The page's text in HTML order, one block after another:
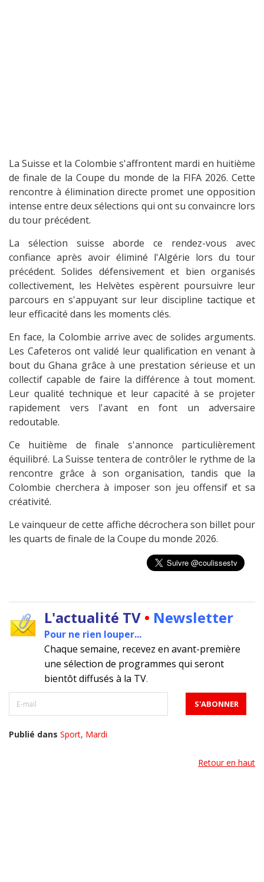
La Suisse et la Colombie s'affrontent mardi en huitième
de finale de la Coupe du monde de la FIFA 2026. Cette
rencontre à élimination directe promet une opposition
intense entre deux sélections qui ont su convaincre lors
du tour précédent.
La sélection suisse aborde ce rendez-vous avec
confiance après avoir éliminé l'Algérie lors du tour
précédent. Solides défensivement et bien organisés
collectivement, les Helvètes espèrent poursuivre leur
parcours en s'appuyant sur leur discipline tactique et
leur efficacité dans les moments clés.
En face, la Colombie arrive avec de solides arguments.
Les Cafeteros ont validé leur qualification en venant à
bout du Ghana grâce à une prestation sérieuse et un
collectif capable de faire la différence à tout moment.
Leur qualité technique et leur capacité à se projeter
rapidement vers l'avant en font un adversaire
redoutable.
Ce huitième de finale s'annonce particulièrement
équilibré. La Suisse tentera de contrôler le rythme de la
rencontre grâce à son organisation, tandis que la
Colombie cherchera à imposer son jeu offensif et sa
créativité.
Le vainqueur de cette affiche décrochera son billet pour
les quarts de finale de la Coupe du monde 2026.
L'actualité TV • Newsletter
Pour ne rien louper...
Chaque semaine, recevez en avant-première
une sélection de programmes qui seront
bientôt diffusés à la TV.
Publié dans Sport, Mardi
Retour en haut